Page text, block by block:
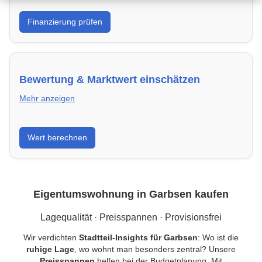
Was kannst du dir leisten? Banken in Garbsen &
Kredite vergleichen und Förderprogramme optimal
nutzen.
Finanzierung prüfen
Bewertung & Marktwert einschätzen
Mehr anzeigen
Kaufpreis einordnen, Vergleichsobjekte in Garbsen
verstehen und Risiken minimieren – kompakt erklärt.
Wert berechnen
Eigentumswohnung in Garbsen kaufen
Lagequalität · Preisspannen · Provisionsfrei
Wir verdichten Stadtteil-Insights für Garbsen: Wo ist die
ruhige Lage, wo wohnt man besonders zentral? Unsere